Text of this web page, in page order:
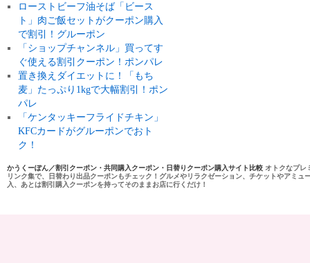
ローストビーフ油そば「ビース
ト」肉ご飯セットがクーポン購入
で割引！グルーポン
「ショップチャンネル」買ってす
ぐ使える割引クーポン！ポンパレ
置き換えダイエットに！「もち
麦」たっぷり1kgで大幅割引！ポン
パレ
「ケンタッキーフライドチキン」
KFCカードがグルーポンでおト
ク！
かうくーぽん／割引クーポン・共同購入クーポン・日替りクーポン購入サイト比較 オトクなプレ
リンク集で、日替わり出品クーポンもチェック！グルメやリラクゼーション、チケットやアミ
入、あとは割引購入クーポンを持ってそのままお店に行くだけ！